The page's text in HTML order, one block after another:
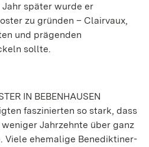
Jahr später wurde er
zu gründen – Clairvaux,
und prägenden
sollte.
IN BEBENHAUSEN
faszinierten so stark, dass
Jahrzehnte über ganz
Viele ehemalige Benediktiner-